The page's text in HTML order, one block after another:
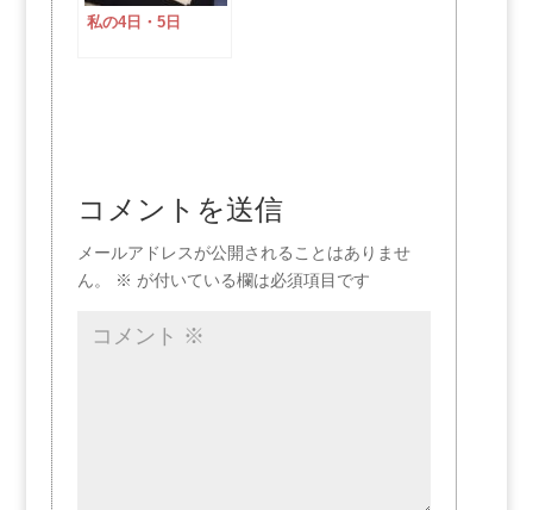
私の4日・5日
コメントを送信
メールアドレスが公開されることはありませ
ん。
※ が付いている欄は必須項目です